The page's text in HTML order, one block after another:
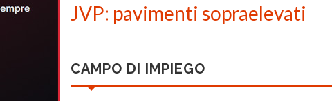
JVP: pavimenti sopraelevati
CAMPO DI IMPIEGO